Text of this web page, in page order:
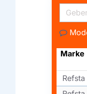
Marke
Refsta